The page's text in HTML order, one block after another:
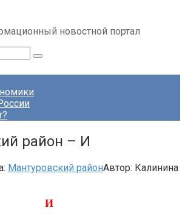
новостной портал
район – И
Мантуровский районАвтор: Калинина
И